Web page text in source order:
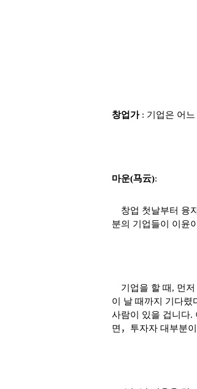
창업가: 기업은 어
마운(马云):
창업 첫날부터 융
분의 기업들이 이윤
기업을 할 때 , 먼
이 날 때까지 기다렸
사람이 있을 겁니다.
면 ， 투자자 대부분이